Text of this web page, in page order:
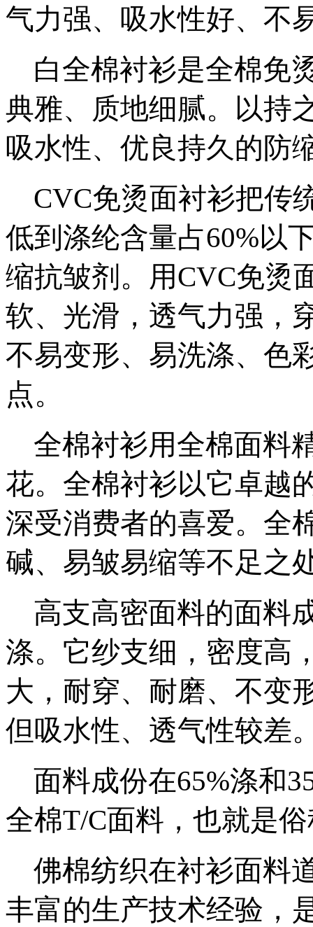
气力强、吸水性好、不
白全棉衬衫是全棉免
典雅、质地细腻。以持
吸水性、优良持久的防
CVC免烫面衬衫把传
低到涤纶含量占60%以
缩抗皱剂。用CVC免烫
软、光滑，透气力强，
不易变形、易洗涤、色
点。
全棉衬衫用全棉面料
花。全棉衬衫以它卓越
深受消费者的喜爱。全
碱、易皱易缩等不足之
高支高密面料的面料
涤。它纱支细，密度高
大，耐穿、耐磨、不变
但吸水性、透气性较差
面料成份在65%涤和
全棉T/C面料，也就是
佛棉纺织在衬衫面料
丰富的生产技术经验，